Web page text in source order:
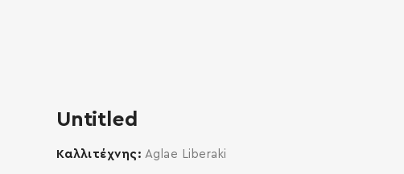
Untitled
Καλλιτέχνης Aglae Liberaki